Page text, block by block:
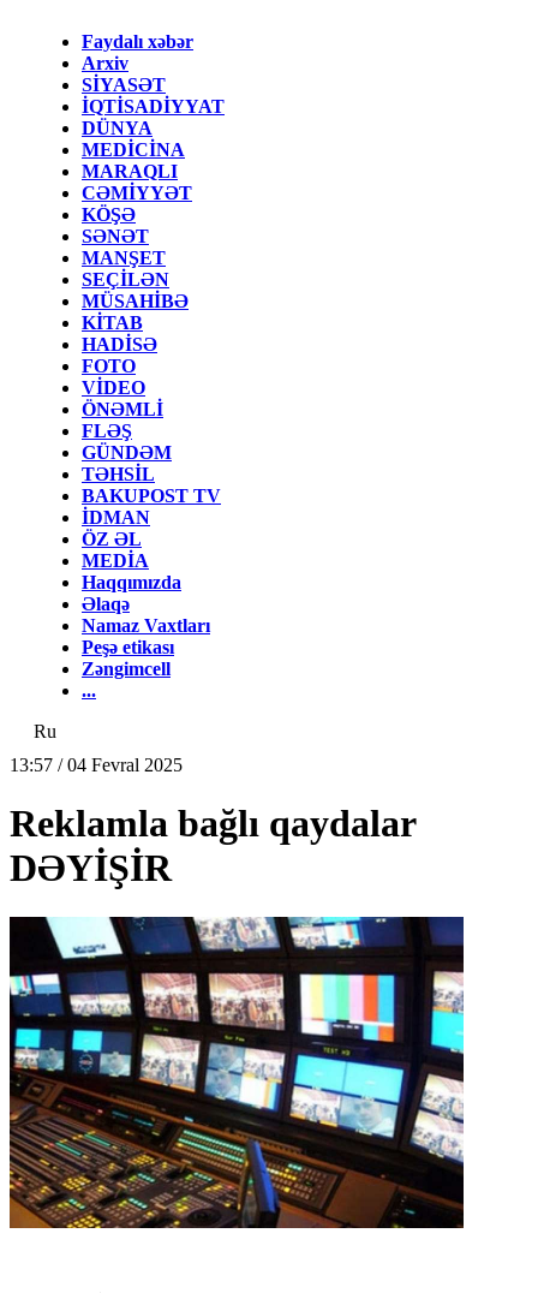
Faydalı xəbər
Arxiv
SİYASƏT
İQTİSADİYYAT
DÜNYA
MEDİCİNA
MARAQLI
CƏMİYYƏT
KÖŞƏ
SƏNƏT
MANŞET
SEÇİLƏN
MÜSAHİBƏ
KİTAB
HADİSƏ
FOTO
VİDEO
ÖNƏMLİ
FLƏŞ
GÜNDƏM
TƏHSİL
BAKUPOST TV
İDMAN
ÖZ ƏL
MEDİA
Haqqımızda
Əlaqə
Namaz Vaxtları
Peşə etikası
Zəngimcell
...
Ru
13:57 / 04 Fevral 2025
Reklamla bağlı qaydalar
DƏYİŞİR